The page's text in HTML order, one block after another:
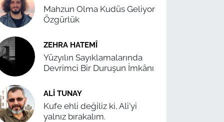
Mahzun Olma Kudüs Geliyor
Özgürlük
ZEHRA HATEMÎ
Yüzyılın Sayıklamalarında
Devrimci Bir Duruşun İmkânı
ALI TUNAY
Kufe ehli değiliz ki, Ali'yi
yalnız bırakalım.